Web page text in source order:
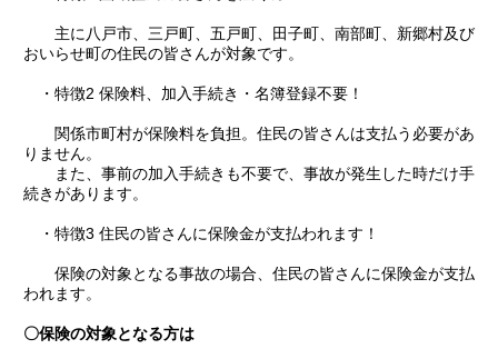
主に八戸市、三戸町、五戸町、田子町、南部町、新郷村及び
おいらせ町の住民の皆さんが対象です。
・特徴2 保険料、加入手続き・名簿登録不要！
関係市町村が保険料を負担。住民の皆さんは支払う必要があ
りません。
また、事前の加入手続きも不要で、事故が発生した時だけ手
続きがあります。
・特徴3 住民の皆さんに保険金が支払われます！
保険の対象となる事故の場合、住民の皆さんに保険金が支払
われます。
〇保険の対象となる方は